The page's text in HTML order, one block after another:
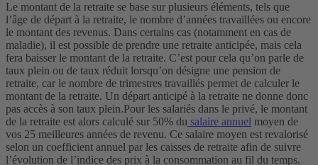
Le montant de la retraite se base sur plusieurs éléments, tels que
l’âge de départ à la retraite, le nombre d’années travaillées ou encore
le montant des revenus. Dans certains cas (notamment en cas de
maladie), il est possible de prendre une retraite anticipée, mais cela
fera baisser le montant de la retraite. C’est pour cela qu’on parle de
taux plein ou de taux réduit lorsqu’on désigne une pension de
retraite, car le nombre de trimestres travaillés permet de calculer le
montant de la retraite. Un départ anticipé à la retraite ne donne donc
pas accès à son taux plein.Pour les salariés dans le privé, le montant
de la retraite est alors calculé sur 50% du salaire annuel moyen de
vos 25 meilleures années de revenu. Ce salaire moyen est revalorisé
selon un coefficient annuel par les caisses de retraite afin de suivre
l’évolution de l’indice des prix à la consommation au fil du temps.